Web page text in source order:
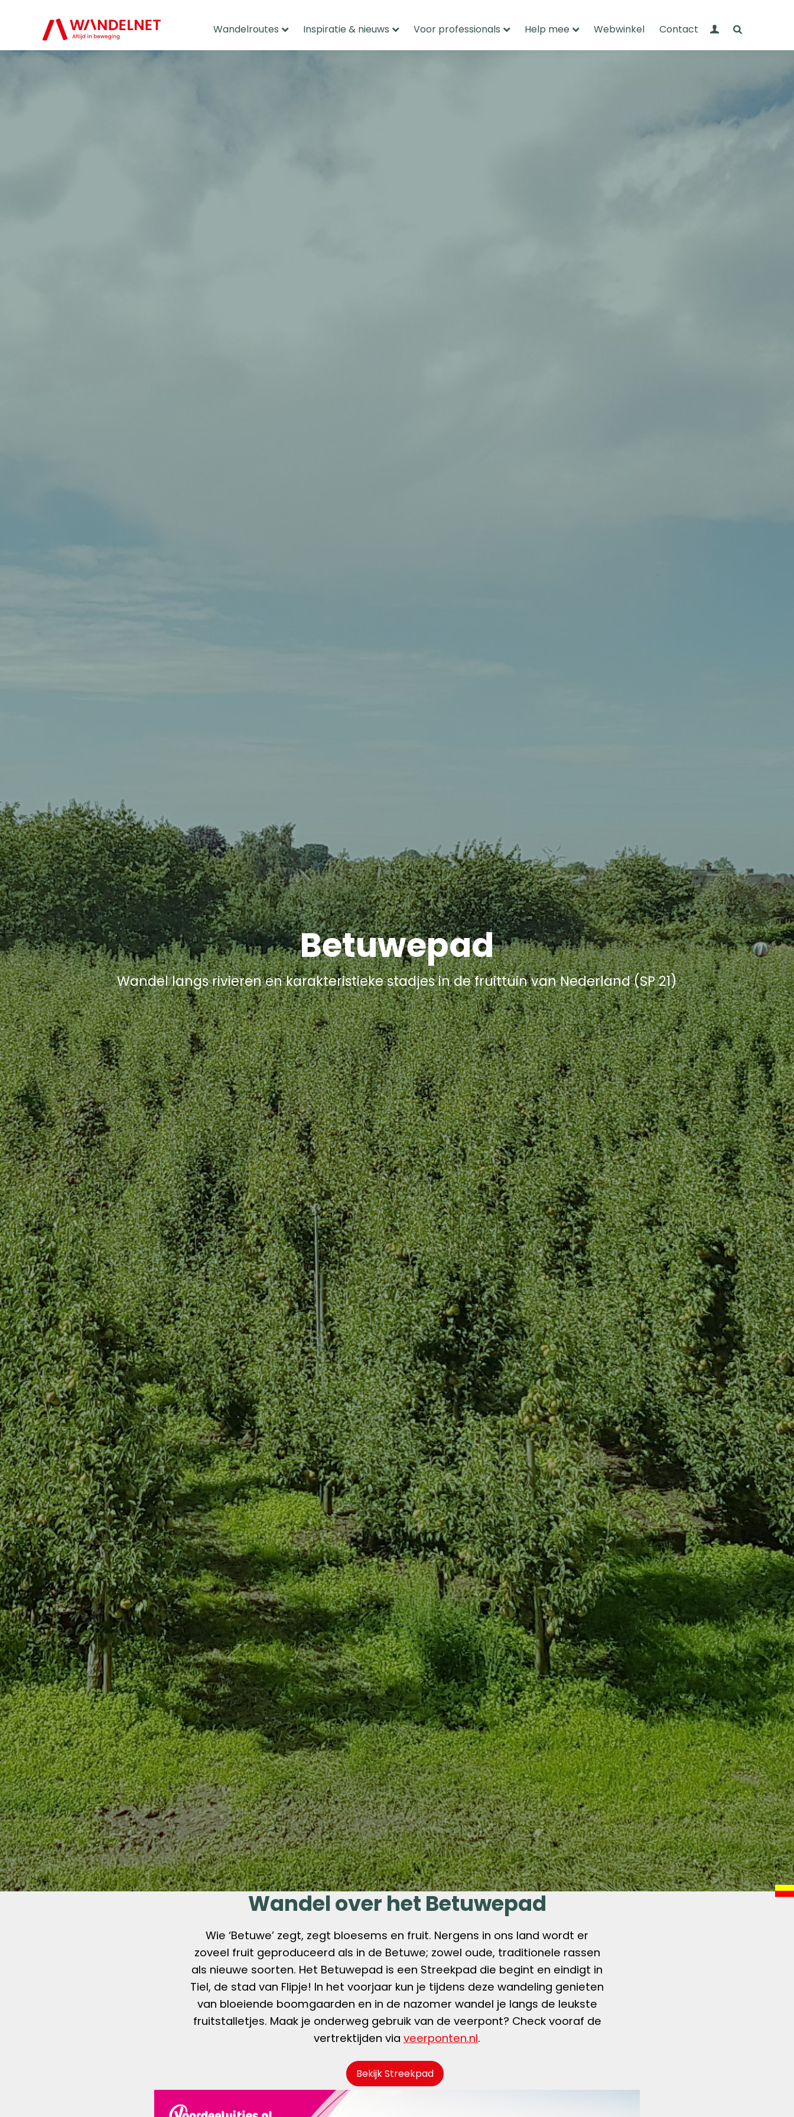
Wandelroutes Inspiratie & nieuws Voor professionals Help mee Webwinkel Contact Mijn Wandelnet
Betuwepad
Wandel langs rivieren en karakteristieke stadjes in de fruittuin van Nederland (SP 21)
Wandel over het Betuwepad
Wie ‘Betuwe’ zegt, zegt bloesems en fruit. Nergens in ons land wordt er
zoveel fruit geproduceerd als in de Betuwe; zowel oude, traditionele rassen
als nieuwe soorten. Het Betuwepad is een Streekpad die begint en eindigt in
Tiel, de stad van Flipje! In het voorjaar kun je tijdens deze wandeling genieten
van bloeiende boomgaarden en in de nazomer wandel je langs de leukste
fruitstalletjes. Maak je onderweg gebruik van de veerpont? Check vooraf de
vertrektijden via veerponten.nl.
Bekijk Streekpad